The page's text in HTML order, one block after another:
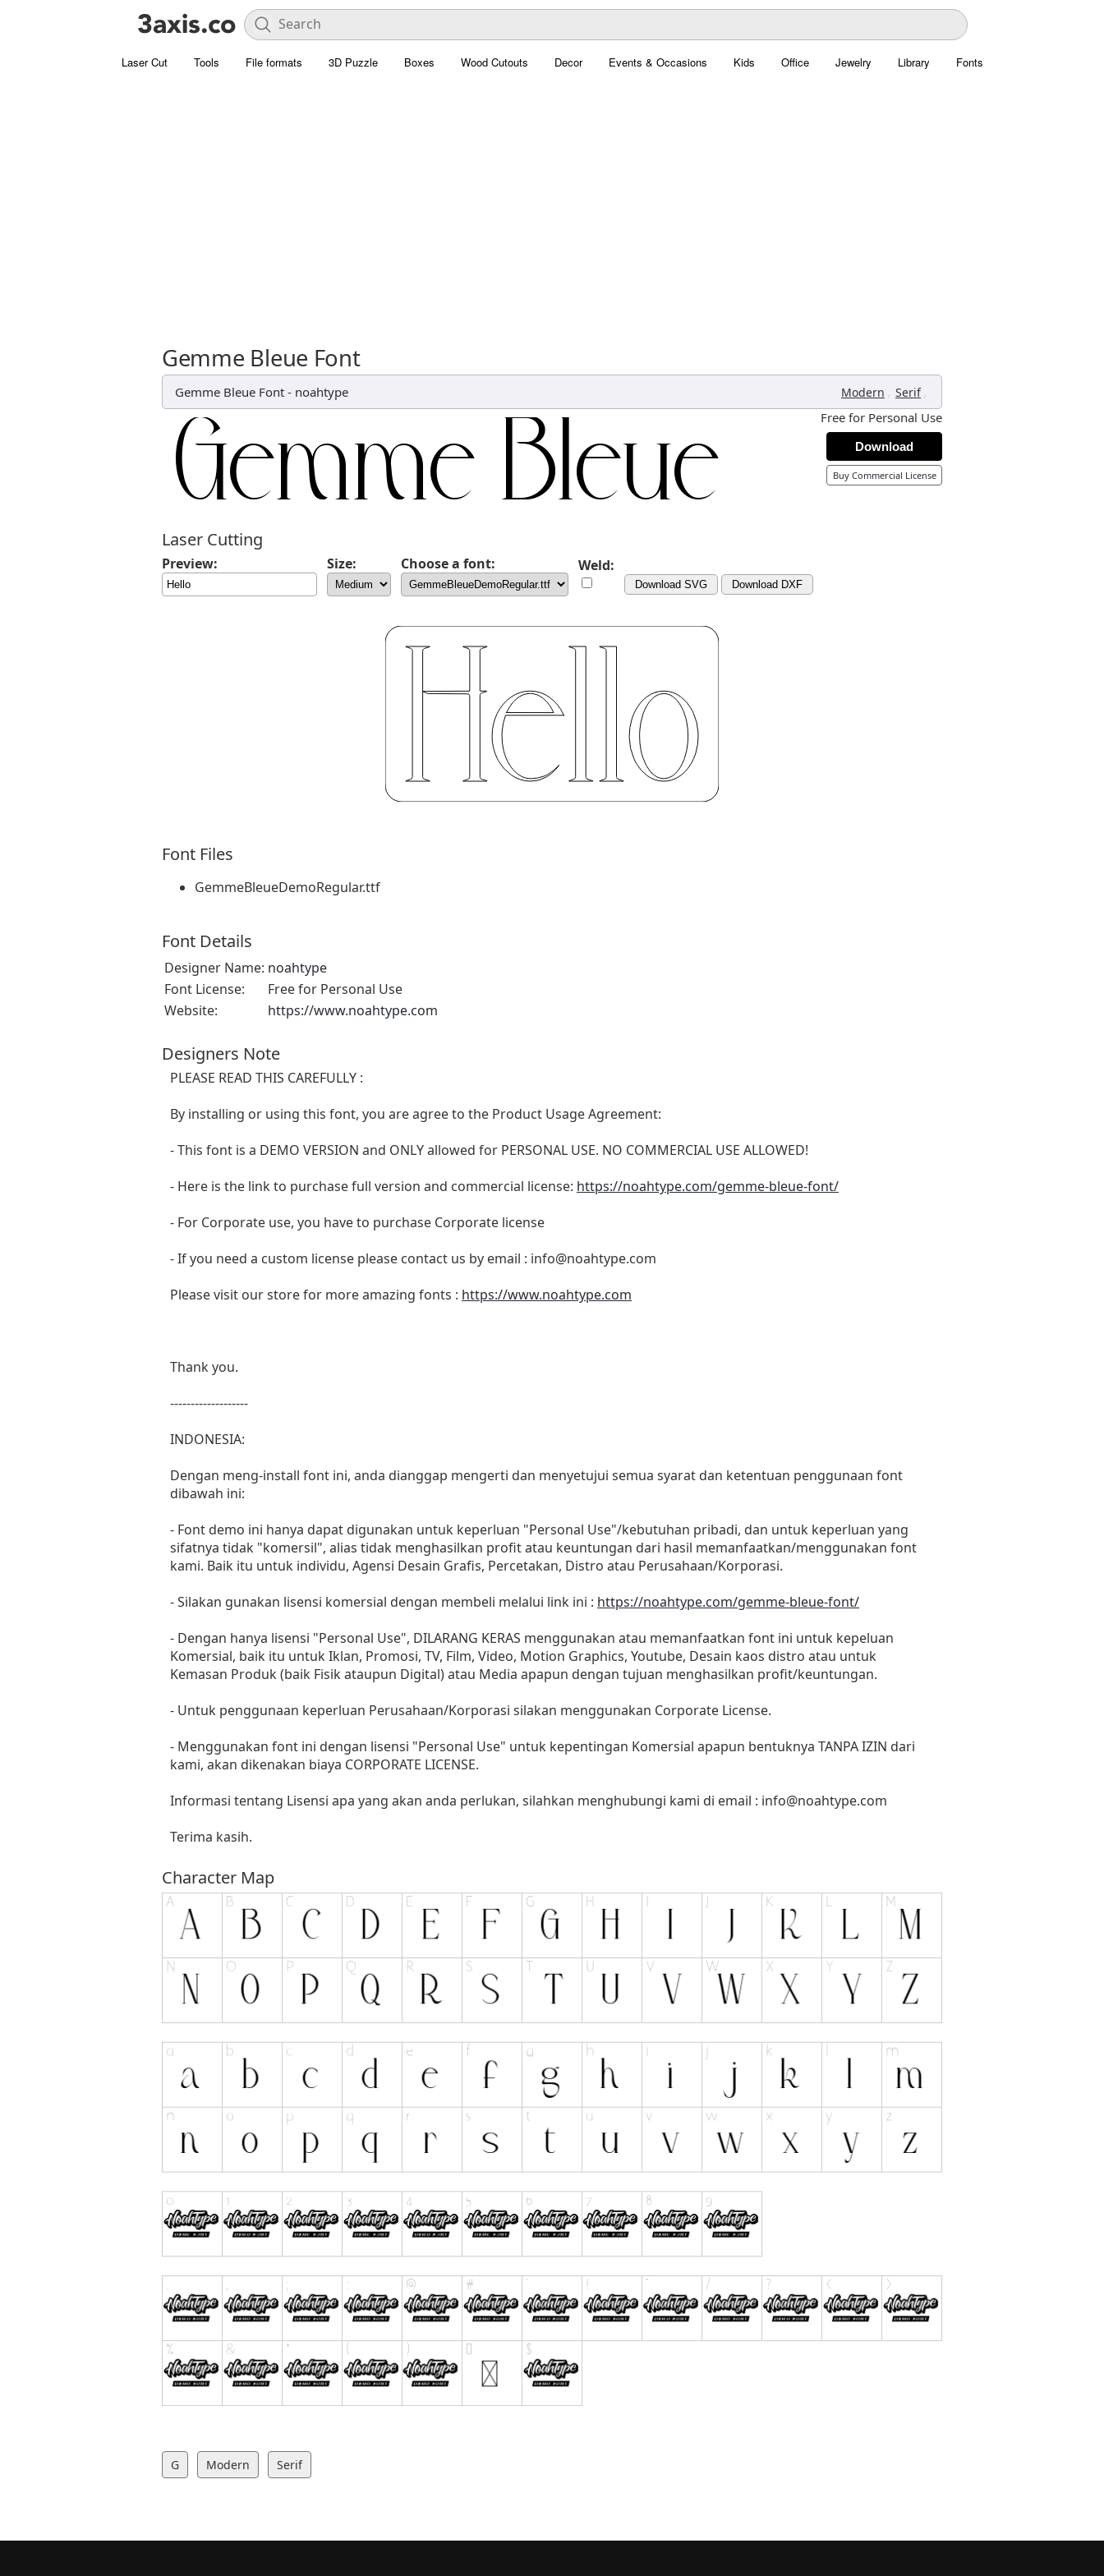
Laser Cut Tools File formats 3D Puzzle Boxes Wood Cutouts Decor Events & Occasions Kids Office Jewelry Library Fonts
Gemme Bleue Font
Gemme Bleue Font - noahtype Modern , Serif ,
Free for Personal Use
Download
Buy Commercial License
Laser Cutting
Preview: Size: Choose a font: Weld:
Download SVG Download DXF
Font Files
GemmeBleueDemoRegular.ttf
Font Details
Designer Name: noahtype
Font License:
Free for Personal Use
Website:
https://www.noahtype.com
Designers Note
PLEASE READ THIS CAREFULLY :
By installing or using this font, you are agree to the Product Usage Agreement:
- This font is a DEMO VERSION and ONLY allowed for PERSONAL USE. NO COMMERCIAL USE ALLOWED!
- Here is the link to purchase full version and commercial license: https://noahtype.com/gemme-bleue-font/
- For Corporate use, you have to purchase Corporate license
- If you need a custom license please contact us by email : info@noahtype.com
Please visit our store for more amazing fonts : https://www.noahtype.com
Thank you.
-------------------
INDONESIA:
Dengan meng-install font ini, anda dianggap mengerti dan menyetujui semua syarat dan ketentuan penggunaan font
dibawah ini:
- Font demo ini hanya dapat digunakan untuk keperluan "Personal Use"/kebutuhan pribadi, dan untuk keperluan yang
sifatnya tidak "komersil", alias tidak menghasilkan profit atau keuntungan dari hasil memanfaatkan/menggunakan font
kami. Baik itu untuk individu, Agensi Desain Grafis, Percetakan, Distro atau Perusahaan/Korporasi.
- Silakan gunakan lisensi komersial dengan membeli melalui link ini : https://noahtype.com/gemme-bleue-font/
- Dengan hanya lisensi "Personal Use", DILARANG KERAS menggunakan atau memanfaatkan font ini untuk kepeluan
Komersial, baik itu untuk Iklan, Promosi, TV, Film, Video, Motion Graphics, Youtube, Desain kaos distro atau untuk
Kemasan Produk (baik Fisik ataupun Digital) atau Media apapun dengan tujuan menghasilkan profit/keuntungan.
- Untuk penggunaan keperluan Perusahaan/Korporasi silakan menggunakan Corporate License.
- Menggunakan font ini dengan lisensi "Personal Use" untuk kepentingan Komersial apapun bentuknya TANPA IZIN dari
kami, akan dikenakan biaya CORPORATE LICENSE.
Informasi tentang Lisensi apa yang akan anda perlukan, silahkan menghubungi kami di email : info@noahtype.com
Terima kasih.
Character Map
G Modern Serif